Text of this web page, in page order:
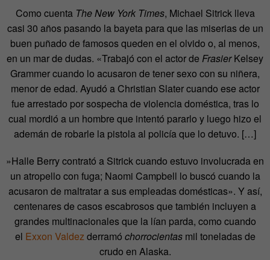
Como cuenta The New York Times, Michael Sitrick lleva
casi 30 años pasando la bayeta para que las miserias de un
buen puñado de famosos queden en el olvido o, al menos,
en un mar de dudas. «Trabajó con el actor de FrasierKelsey
Grammer cuando lo acusaron de tener sexo con su niñera,
menor de edad. Ayudó a Christian Slater cuando ese actor
fue arrestado por sospecha de violencia doméstica, tras lo
cual mordió a un hombre que intentó pararlo y luego hizo el
ademán de robarle la pistola al policía que lo detuvo. […]
»Halle Berry contrató a Sitrick cuando estuvo involucrada en
un atropello con fuga; Naomi Campbell lo buscó cuando la
acusaron de maltratar a sus empleadas domésticas». Y así,
centenares de casos escabrosos que también incluyen a
grandes multinacionales que la lían parda, como cuando
el Exxon Valdezderramó chorrocientasmil toneladas de
crudo en Alaska.